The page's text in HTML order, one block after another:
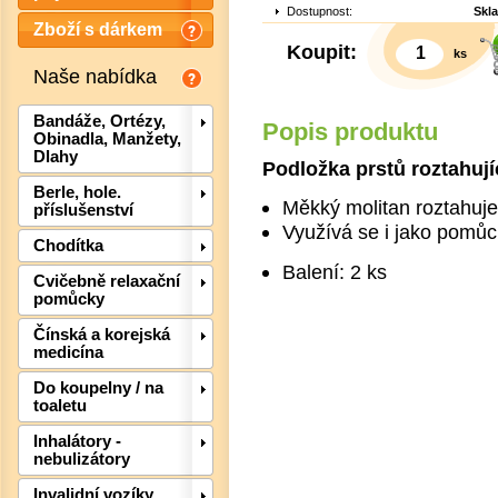
Zboží s dárkem
Naše nabídka
Bandáže, Ortézy,
Obinadla, Manžety,
Dlahy
Berle, hole.
příslušenství
Chodítka
Cvičebně relaxační
pomůcky
Čínská a korejská
medicína
Do koupelny / na
toaletu
Inhalátory -
nebulizátory
Dostupnost:
Koupit: ks
Popis produktu
Podložka prstů
Měkký molitan
Využívá se i jako
Balení: 2 ks